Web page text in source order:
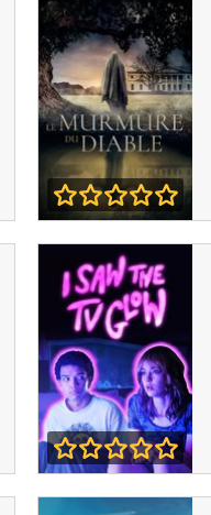
Le Murmure du
diable
I Saw The TV